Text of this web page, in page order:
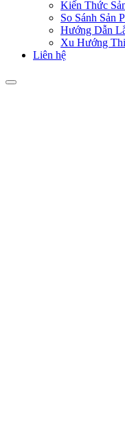
Kiến Thức
So Sánh Sản
Hướng Dẫn
Xu Hướng
Liên hệ